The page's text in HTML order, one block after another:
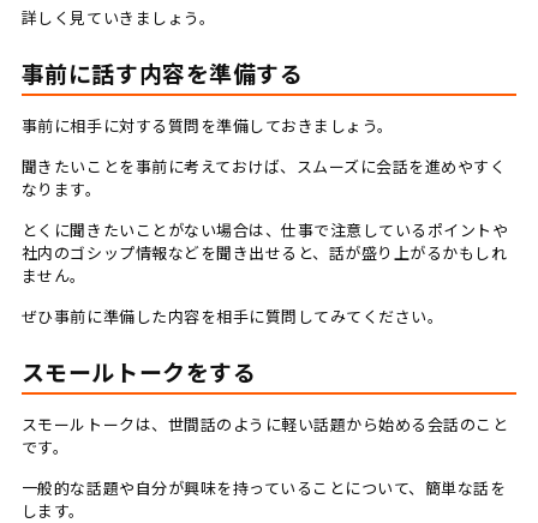
詳しく見ていきましょう。
事前に話す内容を準備する
事前に相手に対する質問を準備しておきましょう。
聞きたいことを事前に考えておけば、スムーズに会話を進めやすく
なります。
とくに聞きたいことがない場合は、仕事で注意しているポイントや
社内のゴシップ情報などを聞き出せると、話が盛り上がるかもしれ
ません。
ぜひ事前に準備した内容を相手に質問してみてください。
スモールトークをする
スモールトークは、世間話のように軽い話題から始める会話のこと
です。
一般的な話題や自分が興味を持っていることについて、簡単な話を
します。